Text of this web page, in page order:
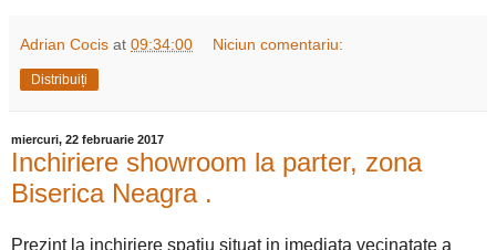
Adrian Cocis at 09:34:00 Niciun comentariu:
Distribuiți
miercuri, 22 februarie 2017
Inchiriere showroom la parter, zona
Biserica Neagra .
Prezint la inchiriere spatiu situat in imediata vecinatate a